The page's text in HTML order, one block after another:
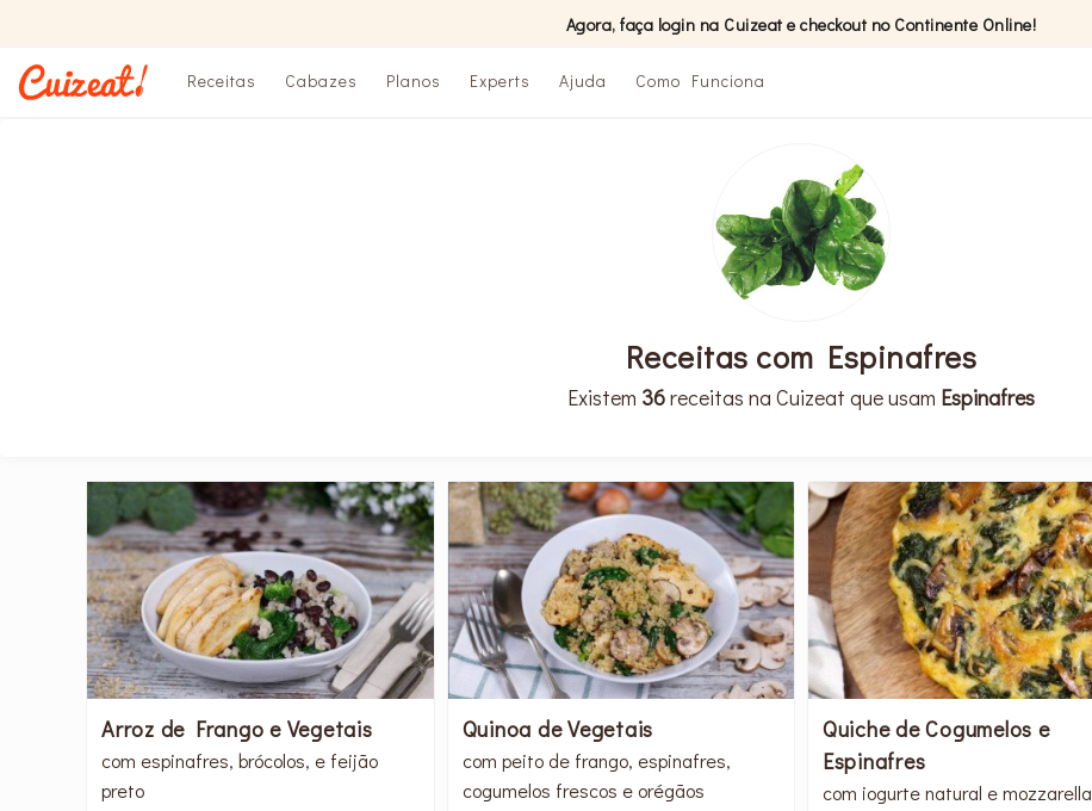
Agora, faça login na Cuizeat e checkout no Continente Online!
Receitas Cabazes Planos Experts Ajuda Como Funciona
Receitas com Espinafres
Existem 36receitas na Cuizeat que usam Espinafres
Arroz de Frango e Vegetais
com espinafres, brócolos, e feijão
preto
Quinoa de Vegetais
com peito de frango, espinafres,
cogumelos frescos e orégãos
Quiche de Cogumelos e
Espinafres
com iogurte natural e mozzarella